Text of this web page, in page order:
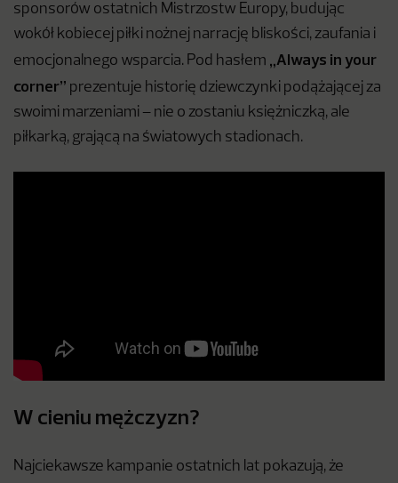
sponsorów ostatnich Mistrzostw Europy, budując
wokół kobiecej piłki nożnej narrację bliskości, zaufania i
emocjonalnego wsparcia. Pod hasłem „Always in your
corner” prezentuje historię dziewczynki podążającej za
swoimi marzeniami – nie o zostaniu księżniczką, ale
piłkarką, grającą na światowych stadionach.
W cieniu mężczyzn?
Najciekawsze kampanie ostatnich lat pokazują, że